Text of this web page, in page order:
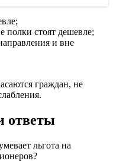
полки стоят дешевле;
и вне
граждан, не
ответы
льгота на